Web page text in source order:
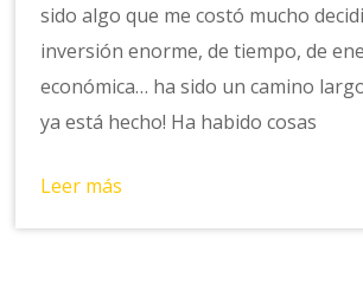
sido algo que me costó mucho
inversión enorme, de tiempo, de
económica… ha sido un camino
ya está hecho! Ha habido cosas
Leer más